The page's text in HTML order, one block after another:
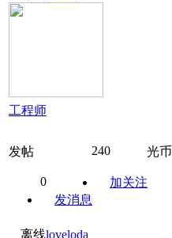
工程师
发帖 240 光币
0
加关注
发消息
离线loveloda